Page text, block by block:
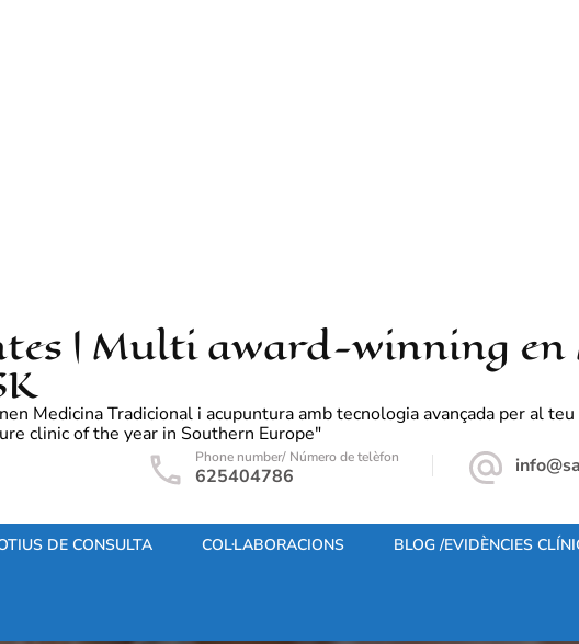
| Multi award-winning
Medicina Tradicional i acupuntura amb tecnologia avançada per al
clinic of the year in Southern Europe"
Phone number/ Número de telèfon
625404786
DE CONSULTA COL·LABORACIONS BLOG /EVIDÈNCIES